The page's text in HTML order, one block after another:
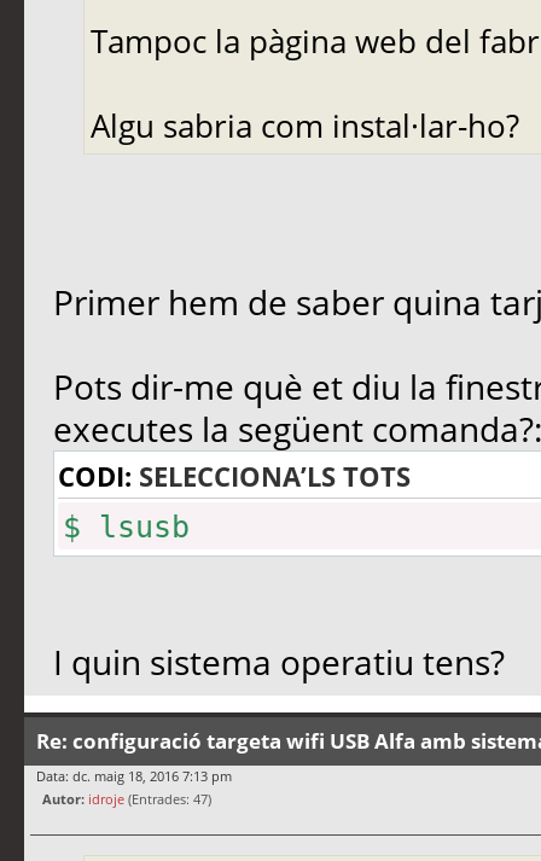
Tampoc la pàgina web del
Algu sabria com instal·lar-ho?
Primer hem de saber quina
Pots dir-me què et diu la
executes la següent comanda?:
CODI: SELECCIONA’LS TOTS
$ lsusb
I quin sistema operatiu tens?
Re: configuració targeta wifi USB Alfa amb
Data: dc. maig 18, 2016 7:13 pm
Autor: idroje (Entrades: 47)